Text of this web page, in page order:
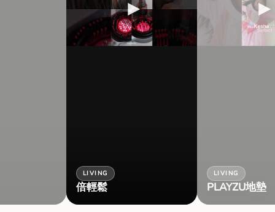
LIVING
PLAYZU地墊
桂花露醃料台
+不銹鋼萬用盒